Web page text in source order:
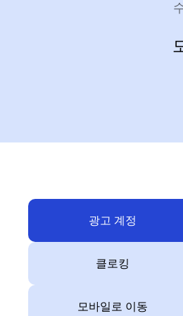
광고 계정
클로킹
모바일로 이동